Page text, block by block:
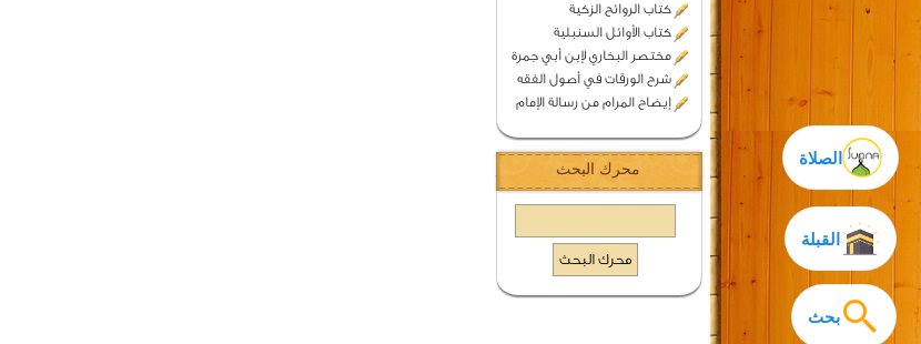
بحث
الصلاة
كتاب الروائح الزكية
كتاب الأوائل السنبلية
مختصر البخاري لإبن أبي جمرة
شرح الورقات في أصول الفقه
إيضاح المرام من رسالة الإمام
محرك البحث
القبلة